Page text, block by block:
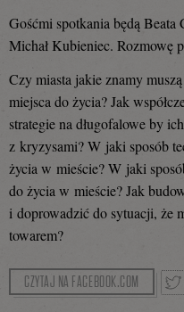
Gośćmi spotkania będą
Michał Kubieniec. Rozmowę
Czy miasta jakie znamy
miejsca do życia? Jak
strategie na długofalowe by
z kryzysami? W jaki sposób
życia w mieście? W jaki
do życia w mieście? Jak
i doprowadzić do sytuacji, że
towarem?
CZYTAJ NA FACEBOOK.COM